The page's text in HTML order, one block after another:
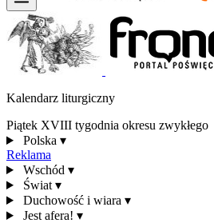
Kalendarz liturgiczny
Piątek XVIII tygodnia okresu zwykłego
Polska ▾
Reklama
Wschód ▾
Świat ▾
Duchowość i wiara ▾
Jest afera! ▾